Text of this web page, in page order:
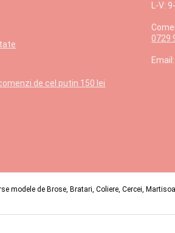
de cel putin 150 lei
L-V:
0729
de Brose, Bratari, Coliere, Cercei,